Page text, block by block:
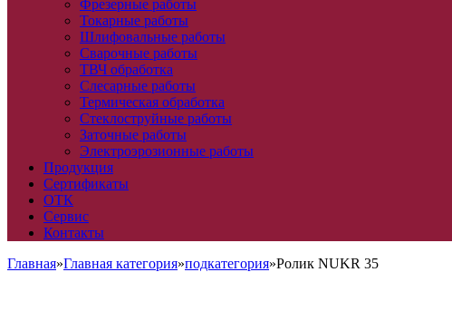
Фрезерные работы
Токарные работы
Шлифовальные работы
Сварочные работы
ТВЧ обработка
Слесарные работы
Термическая обработка
Стеклоструйные работы
Заточные работы
Электроэрозионные работы
Продукция
Сертификаты
ОТК
Сервис
Контакты
Главная»Главная категория»подкатегория»Ролик NUKR 35